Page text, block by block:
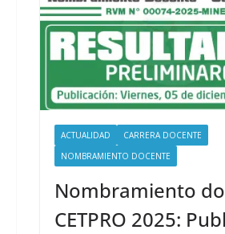
ACTUALIDAD
CARRERA DOCENTE
NOMBRAMIENTO DOCENTE
Nombramiento
CETPRO 2025: